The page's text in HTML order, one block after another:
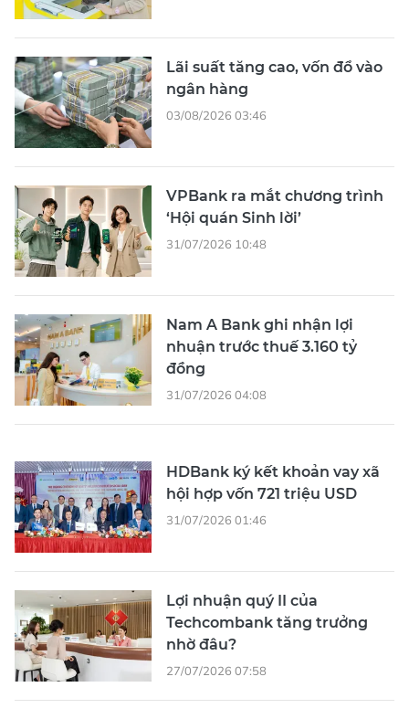
Lãi suất tăng cao, vốn đổ vào
ngân hàng
03/08/2026 03:46
VPBank ra mắt chương trình
‘Hội quán Sinh lời’
31/07/2026 10:48
Nam A Bank ghi nhận lợi
nhuận trước thuế 3.160 tỷ
đồng
31/07/2026 04:08
HDBank ký kết khoản vay xã
hội hợp vốn 721 triệu USD
31/07/2026 01:46
Lợi nhuận quý II của
Techcombank tăng trưởng
nhờ đâu?
27/07/2026 07:58